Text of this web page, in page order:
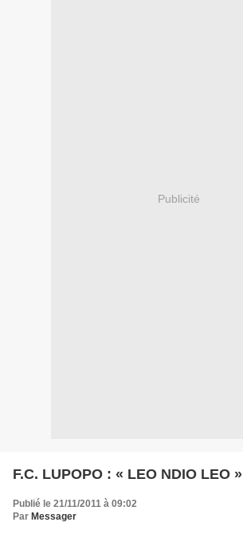
Publicité
F.C. LUPOPO : « LEO NDIO LEO »
Publié le 21/11/2011 à 09:02
Par Messager